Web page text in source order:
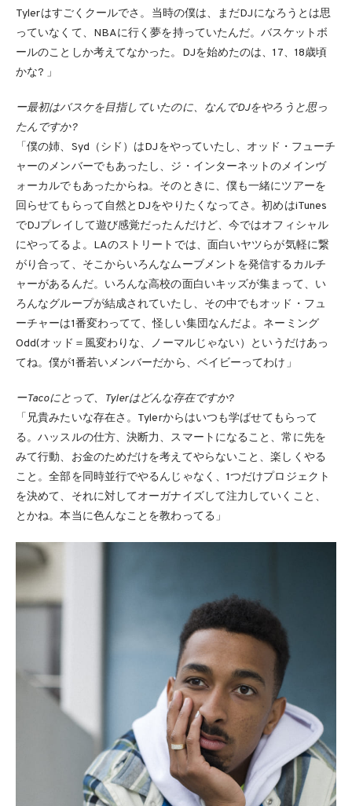
Tylerはすごくクールでさ。当時の僕は、まだDJになろうとは思
っていなくて、NBAに行く夢を持っていたんだ。バスケットボ
ールのことしか考えてなかった。DJを始めたのは、17、18歳頃
かな? 」
ー最初はバスケを目指していたのに、なんでDJをやろうと思っ
たんですか?
「僕の姉、Syd（シド）はDJをやっていたし、オッド・フューチ
ャーのメンバーでもあったし、ジ・インターネットのメインヴ
ォーカルでもあったからね。そのときに、僕も一緒にツアーを
回らせてもらって自然とDJをやりたくなってさ。初めはiTunes
でDJプレイして遊び感覚だったんだけど、今ではオフィシャル
にやってるよ。LAのストリートでは、面白いヤツらが気軽に繋
がり合って、そこからいろんなムーブメントを発信するカルチ
ャーがあるんだ。いろんな高校の面白いキッズが集まって、い
ろんなグループが結成されていたし、その中でもオッド・フュ
ーチャーは1番変わってて、怪しい集団なんだよ。ネーミング
Odd(オッド＝風変わりな、ノーマルじゃない）というだけあっ
てね。僕が1番若いメンバーだから、ベイビーってわけ」
ーTacoにとって、Tylerはどんな存在ですか?
「兄貴みたいな存在さ。Tylerからはいつも学ばせてもらって
る。ハッスルの仕方、決断力、スマートになること、常に先を
みて行動、お金のためだけを考えてやらないこと、楽しくやる
こと。全部を同時並行でやるんじゃなく、1つだけプロジェクト
を決めて、それに対してオーガナイズして注力していくこと、
とかね。本当に色んなことを教わってる」